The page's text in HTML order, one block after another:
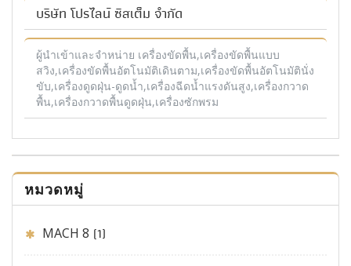
บริษัท โปรไลน์ ซิสเต็ม จำกัด
ผู้นำเข้าและจำหน่าย เครื่องขัดพื้น,เครื่องขัดพื้นแบบ
สวิง,เครื่องขัดพื้นอัตโนมัติเดินตาม,เครื่องขัดพื้นอัตโนมัตินั่ง
ขับ,เครื่องดูดฝุ่น-ดูดน้ำ,เครื่องฉีดน้ำแรงดันสูง,เครื่องกวาด
พื้น,เครื่องกวาดพื้นดูดฝุ่น,เครื่องซักพรม
หมวดหมู่
MACH 8 (1)